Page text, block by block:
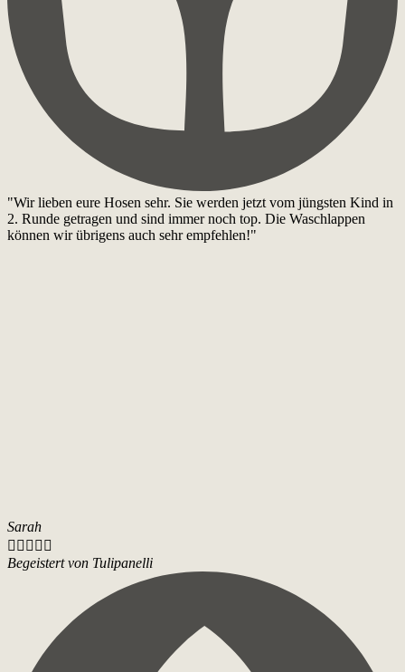
"Wir lieben eure Hosen sehr. Sie werden jetzt vom jüngsten Kind in
2. Runde getragen und sind immer noch top. Die Waschlappen
können wir übrigens auch sehr empfehlen!"
Sarah
    
Begeistert von Tulipanelli